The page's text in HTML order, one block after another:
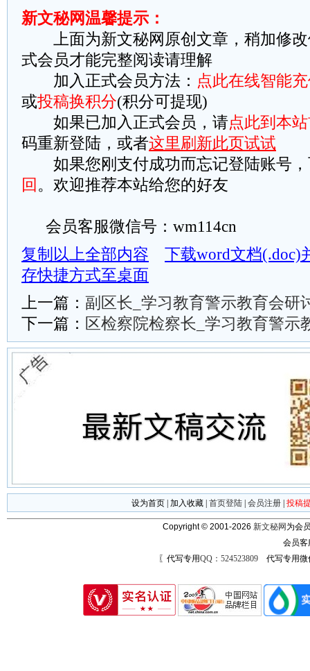
新文秘网温馨提示：
上面为新文秘网原创文章，稍加修改
式会员才能完整阅读请理解
加入正式会员方法： 点此在线智能
或投稿换积分(积分可提现)
如果已加入正式会员，请点此到本
码重新登陆，或者这里刷新此页试试
如果您刚支付成功而忘记登陆账号，
回 。欢迎推荐本站给您的好友
会员客服微信号：wm114cn
复制以上全部内容
下载word文档(.doc)
存快捷方式至桌面
上一篇： 副区长_学习教育警示教育会研
下一篇： 区检察院检察长_学习教育警示
设为首页 加入收藏 首页登陆 会员注册 投稿
Copyright © 2001-2026 新文秘网 为会
会员
〖代写专用QQ：524523809代写专用微